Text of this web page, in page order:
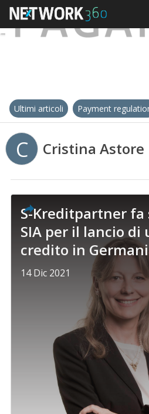
Ultimi articoli Payment
C Cristina Astore
S-Kreditpartner fa
SIA per il lancio di
credito in
14 Dic 2021